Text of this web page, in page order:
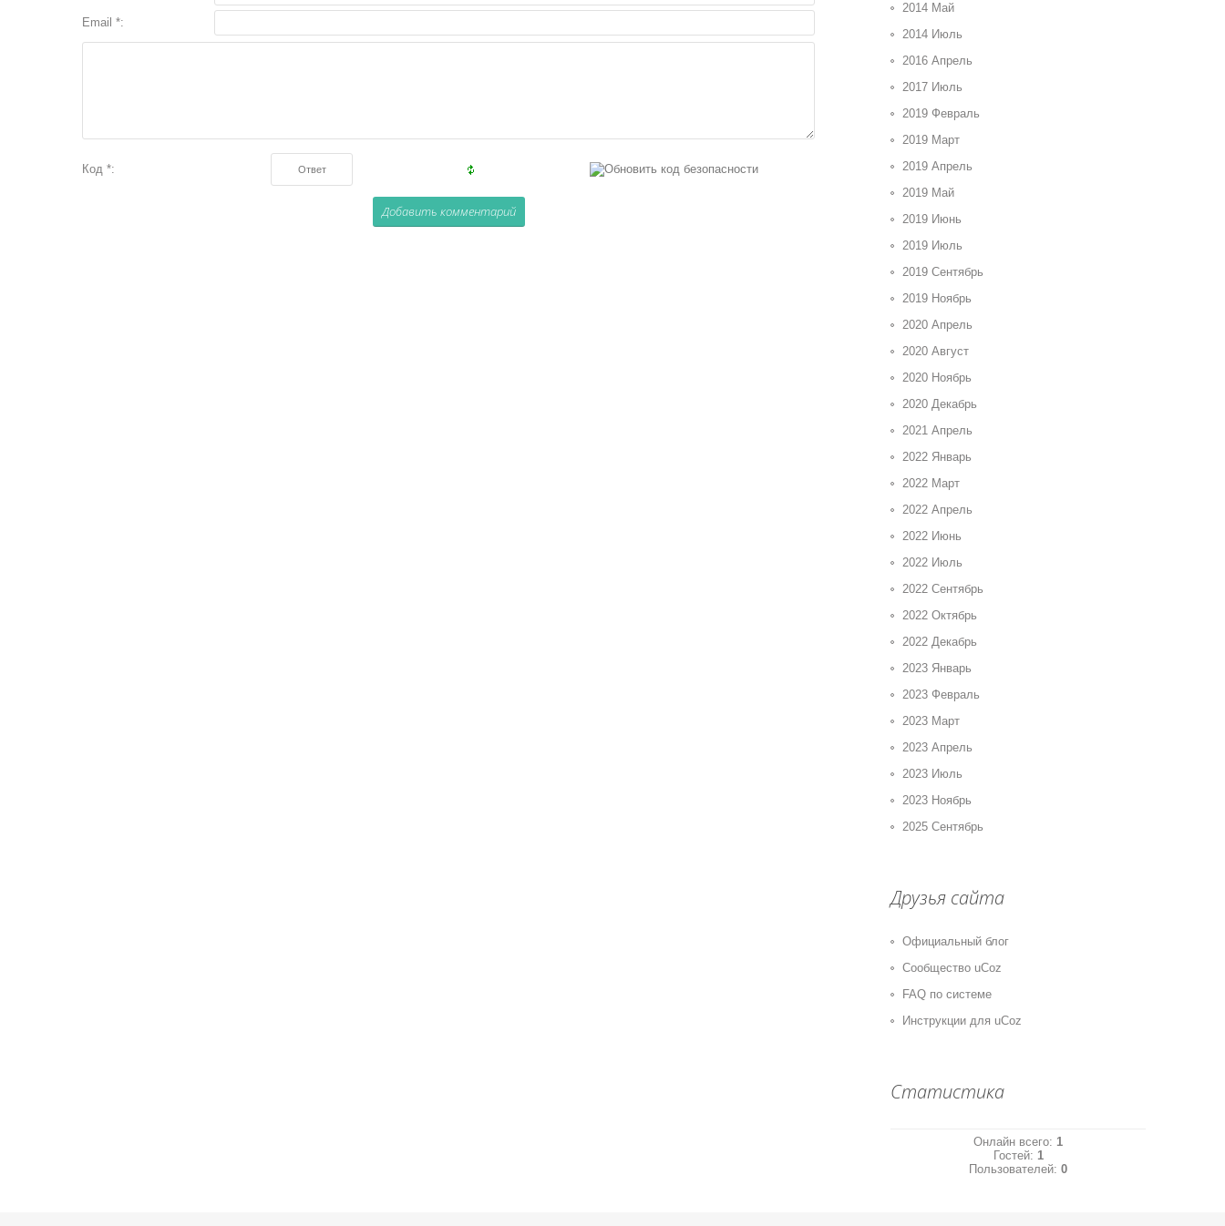
Email *:
Код *:
2014 Май
2014 Июль
2016 Апрель
2017 Июль
2019 Февраль
2019 Март
2019 Апрель
2019 Май
2019 Июнь
2019 Июль
2019 Сентябрь
2019 Ноябрь
2020 Апрель
2020 Август
2020 Ноябрь
2020 Декабрь
2021 Апрель
2022 Январь
2022 Март
2022 Апрель
2022 Июнь
2022 Июль
2022 Сентябрь
2022 Октябрь
2022 Декабрь
2023 Январь
2023 Февраль
2023 Март
2023 Апрель
2023 Июль
2023 Ноябрь
2025 Сентябрь
Друзья сайта
Официальный блог
Сообщество uCoz
FAQ по системе
Инструкции для uCoz
Статистика
Онлайн всего: 1
Гостей: 1
Пользователей: 0